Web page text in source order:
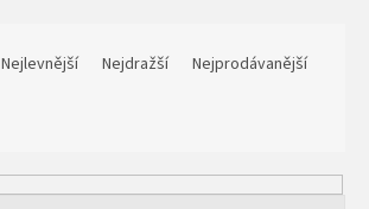
Nejlevnější Nejdražší
Nejprodávanější